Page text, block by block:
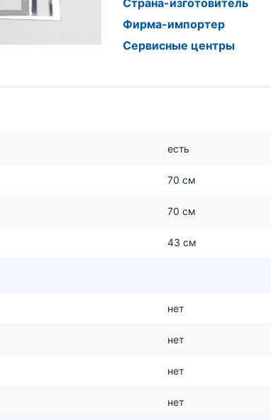
Страна-изготовитель
Фирма-импортер
Сервисные центры
есть
70 см
70 см
43 см
нет
нет
нет
нет